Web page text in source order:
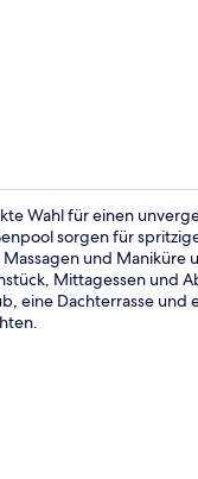
Wahl für einen
sorgen für
und Maniküre
Mittagessen und
eine Dachterrasse